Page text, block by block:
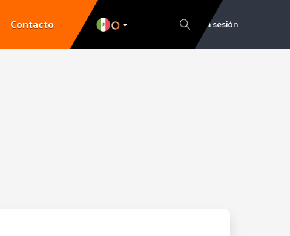
Contacto Inicia sesión